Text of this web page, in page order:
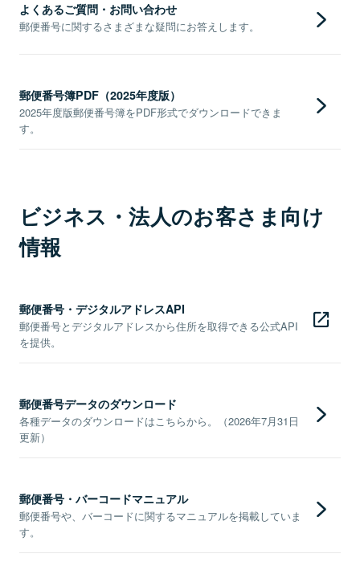
よくあるご質問・お問い合わせ
郵便番号に関するさまざまな疑問にお答えします。
郵便番号簿PDF（2025年度版）
2025年度版郵便番号簿をPDF形式でダウンロードできま
す。
ビジネス・法人のお客さま向け
情報
郵便番号・デジタルアドレスAPI
郵便番号とデジタルアドレスから住所を取得できる公式API
を提供。
郵便番号データのダウンロード
各種データのダウンロードはこちらから。（2026年7月31日
更新）
郵便番号・バーコードマニュアル
郵便番号や、バーコードに関するマニュアルを掲載していま
す。